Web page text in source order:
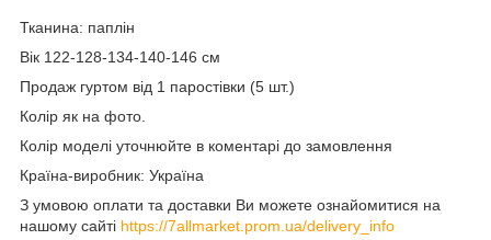
Тканина: паплін
Вік 122-128-134-140-146 см
Продаж гуртом від 1 паростівки (5 шт.)
Колір як на фото.
Колір моделі уточнюйте в коментарі до замовлення
Країна-виробник: Україна
З умовою оплати та доставки Ви можете ознайомитися на
нашому сайті https://7allmarket.prom.ua/delivery_info